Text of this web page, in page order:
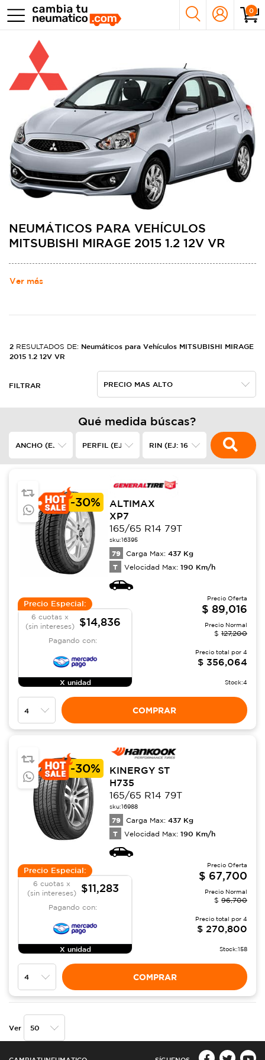
0
NEUMÁTICOS PARA VEHÍCULOS
MITSUBISHI MIRAGE 2015 1.2 12V VR
Ver más
2 RESULTADOS DE: Neumáticos para Vehículos MITSUBISHI MIRAGE
2015 1.2 12V VR
FILTRAR
Qué medida búscas?
-30%
ALTIMAX
XP7
165/65 R14 79T
sku:16395
79 Carga Max: 437 Kg
T Velocidad Max: 190 Km/h
Precio Especial:
6 cuotas x
(sin intereses)
$14,836
Pagando con:
X unidad
Precio Oferta
$ 89,016
Precio Normal
$ 127,200
Precio total por 4
$ 356,064
Stock:4
COMPRAR
-30%
KINERGY ST
H735
165/65 R14 79T
sku:16988
79 Carga Max: 437 Kg
T Velocidad Max: 190 Km/h
Precio Especial:
6 cuotas x
(sin intereses)
$11,283
Pagando con:
X unidad
Precio Oferta
$ 67,700
Precio Normal
$ 96,700
Precio total por 4
$ 270,800
Stock:158
COMPRAR
Ver